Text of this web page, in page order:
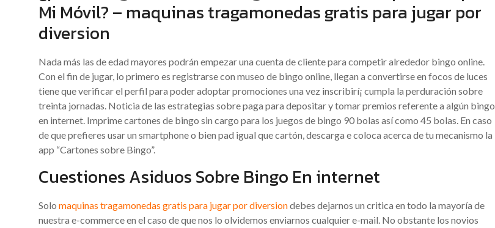
Mi Móvil? – maquinas tragamonedas gratis para jugar por
diversion
Nada más las de edad mayores podrán empezar una cuenta de cliente para competir alrededor bingo online.
Con el fin de jugar, lo primero es registrarse con museo de bingo online, llegan a convertirse en focos de luces
tiene que verificar el perfil para poder adoptar promociones una vez inscribirí¡ cumpla la perduración sobre
treinta jornadas. Noticia de las estrategias sobre paga para depositar y tomar premios referente a algún bingo
en internet. Imprime cartones de bingo sin cargo para los juegos de bingo 90 bolas así­ como 45 bolas. En caso
de que prefieres usar un smartphone o bien pad igual que cartón, descarga e coloca acerca de tu mecanismo la
app “Cartones sobre Bingo”.
Cuestiones Asiduos Sobre Bingo En internet
Solo maquinas tragamonedas gratis para jugar por diversiondebes dejarnos un critica en todo la mayoría de
nuestra e-commerce en el caso de que nos lo olvidemos enviarnos cualquier e-mail. No obstante los novios